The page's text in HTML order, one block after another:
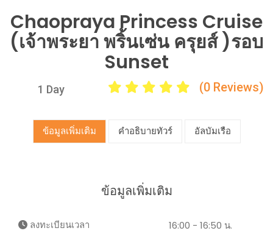
Chaopraya Princess Cruise
(เจ้าพระยา พริ้นเซ่น ครุยส์ )รอบ
Sunset
1 Day (0 Reviews)
ข้อมูลเพิ่มเติม คำอธิบายทัวร์ อัลบัมเรือ
ข้อมูลเพิ่มเติม
ลงทะเบียนเวลา 16:00 - 16:50 น.